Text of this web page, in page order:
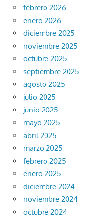
febrero 2026
enero 2026
diciembre 2025
noviembre 2025
octubre 2025
septiembre 2025
agosto 2025
julio 2025
junio 2025
mayo 2025
abril 2025
marzo 2025
febrero 2025
enero 2025
diciembre 2024
noviembre 2024
octubre 2024